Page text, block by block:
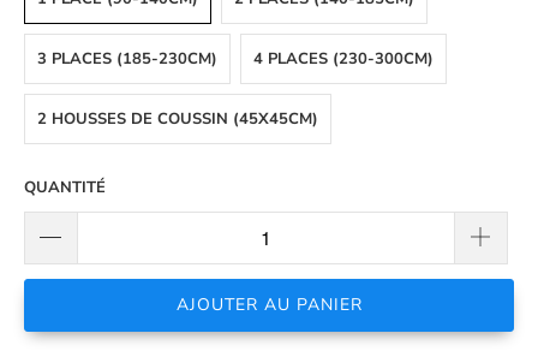
3 PLACES (185-230CM) 4 PLACES (230-300CM)
2 HOUSSES DE COUSSIN (45X45CM)
QUANTITÉ
AJOUTER AU PANIER